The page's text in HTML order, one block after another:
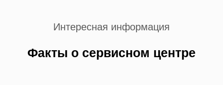
Интересная информация
Факты о сервисном центре